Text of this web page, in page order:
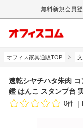
無料新規会員
オフィス家具通販TOP
速乾シヤチハタ朱肉
鑑 はんこ スタンプ台
0件